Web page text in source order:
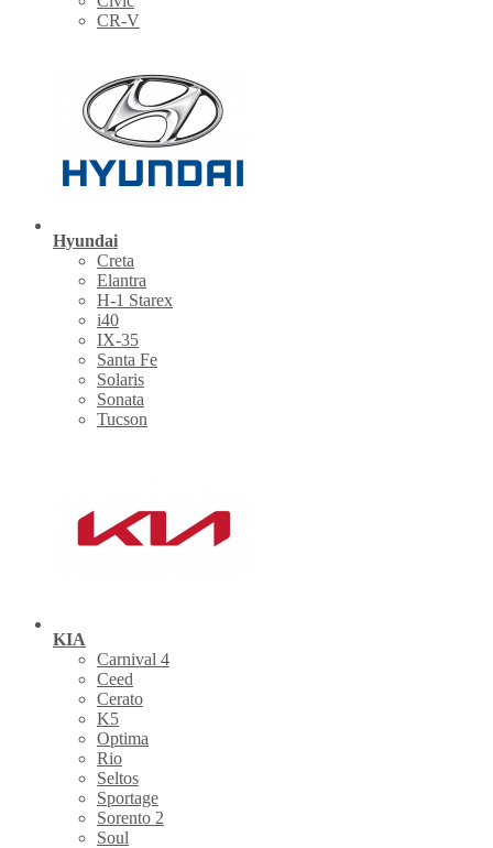
CR-V
Hyundai
Creta
Elantra
H-1 Starex
i40
IX-35
Santa Fe
Solaris
Sonata
Tucson
KIA
Carnival 4
Ceed
Cerato
K5
Optima
Rio
Seltos
Sportage
Sorento 2
Soul